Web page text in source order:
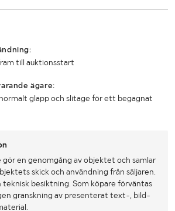
till auktionsstart
ägare:
glapp och slitage för ett begagnat
gör en genomgång av objektet och samlar
skick och användning från säljaren.
teknisk besiktning. Som köpare förväntas
granskning av presenterat text-, bild-